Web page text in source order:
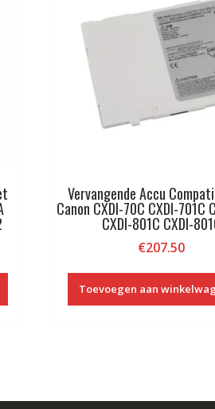
Vervangende Accu
Canon CXDI-70C CXDI-701C
CXDI-801C CXDI-
€207.50
Toevoegen aan